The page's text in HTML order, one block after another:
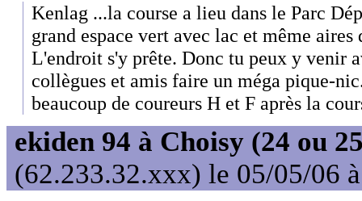
Kenlag ...la course a lieu dans le Parc
grand espace vert avec lac et même
L'endroit s'y prête. Donc tu peux y venir
collègues et amis faire un méga pique-
beaucoup de coureurs H et F après la
ekiden 94 à Choisy (24 ou
(62.233.32.xxx) le 05/05/06